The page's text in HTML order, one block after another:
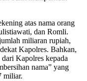
atas nama orang
dan Romli.
miliaran rupiah,
Kapolres. Bahkan,
Kapolres kepada
nama” yang
miliar.